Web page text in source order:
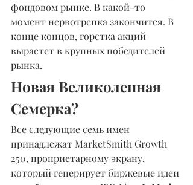
фондовом рынке. В какой-то
момент нервотрепка закончится. В
конце концов, горстка акций
вырастет в крупных победителей
рынка.
Новая Великолепная
Семерка?
Все следующие семь имен
принадлежат MarketSmith Growth
250, проприетарному экрану,
который генерирует биржевые идеи